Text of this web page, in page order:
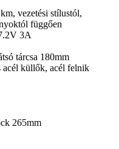
vezetési stílustól,
függően
3A
tárcsa 180mm
acél küllők, acél felnik
265mm